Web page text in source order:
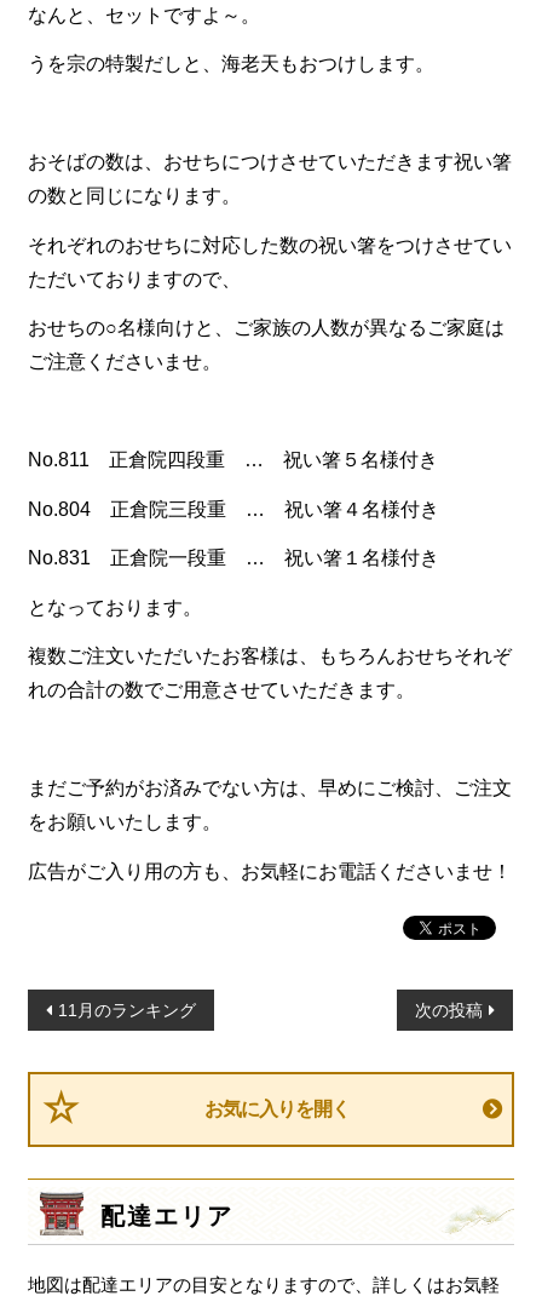
近江(滋賀)地方ゆかりの弁当
四得オードブル
高級弁当
オードブル
一品料理
お食い初め・お子様膳
無料貸し出し
求人情報
会社概要
お問い合わせ
サイトマップ
ログイン・マイページ
なんと、セットですよ～。
うを宗の特製だしと、海老天もおつけします。
おそばの数は、おせちにつけさせていただきます祝い箸
の数と同じになります。
それぞれのおせちに対応した数の祝い箸をつけさせてい
ただいておりますので、
おせちの○名様向けと、ご家族の人数が異なるご家庭は
ご注意くださいませ。
No.811 正倉院四段重 … 祝い箸５名様付き
No.804 正倉院三段重 … 祝い箸４名様付き
No.831 正倉院一段重 … 祝い箸１名様付き
となっております。
複数ご注文いただいたお客様は、もちろんおせちそれぞ
れの合計の数でご用意させていただきます。
まだご予約がお済みでない方は、早めにご検討、ご注文
をお願いいたします。
広告がご入り用の方も、お気軽にお電話くださいませ！
投
稿
ナ
ビ
ゲ
ー
シ
ョ
ン
11月のランキング 次の投稿
お気に入りを開く
配達エリア
地図は配達エリアの目安となりますので、詳しくはお気軽